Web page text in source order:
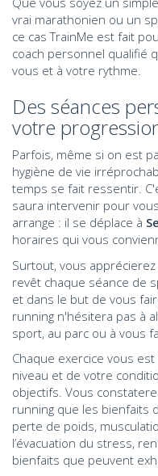
vrai marathonien ou un
ce cas TrainMe est fait
coach personnel qualifié
vous et à votre rythme.
Des séances
votre
Parfois, même si on est
hygiène de vie
temps se fait ressentir.
saura intervenir pour
arrange : il se déplace à
horaires qui vous
Surtout, vous
revêt chaque séance de
et dans le but de vous
running n'hésitera pas à
sport, au parc ou à vous
Chaque exercice vous
niveau et de votre
objectifs. Vous
running que les bienfaits
perte de poids,
l’évacuation du stress,
bienfaits que peuvent